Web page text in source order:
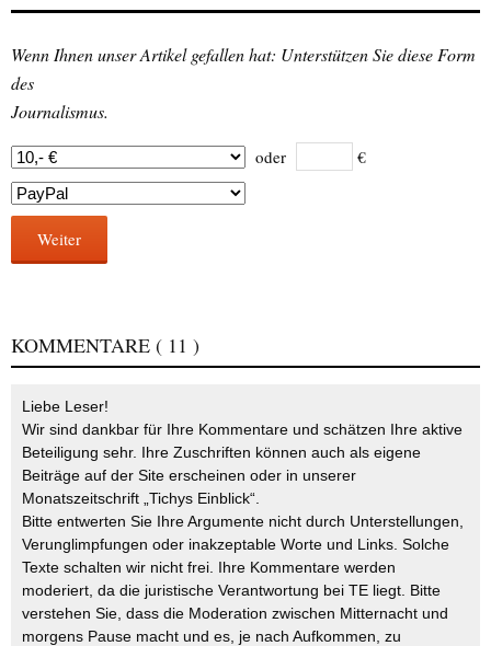
Wenn Ihnen unser Artikel gefallen hat: Unterstützen Sie diese Form
des
Journalismus.
oder €
Weiter
KOMMENTARE ( 11 )
Liebe Leser!
Wir sind dankbar für Ihre Kommentare und schätzen Ihre aktive
Beteiligung sehr. Ihre Zuschriften können auch als eigene
Beiträge auf der Site erscheinen oder in unserer
Monatszeitschrift „Tichys Einblick“.
Bitte entwerten Sie Ihre Argumente nicht durch Unterstellungen,
Verunglimpfungen oder inakzeptable Worte und Links. Solche
Texte schalten wir nicht frei. Ihre Kommentare werden
moderiert, da die juristische Verantwortung bei TE liegt. Bitte
verstehen Sie, dass die Moderation zwischen Mitternacht und
morgens Pause macht und es, je nach Aufkommen, zu